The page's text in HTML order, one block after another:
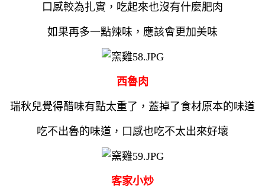
口感較為扎實，吃起來也沒有什麼肥肉
如果再多一點辣味，應該會更加美味
西魯肉
瑞秋兒覺得醋味有點太重了，蓋掉了食材原本的味道
吃不出魯的味道，口感也吃不太出來好壞
客家小炒